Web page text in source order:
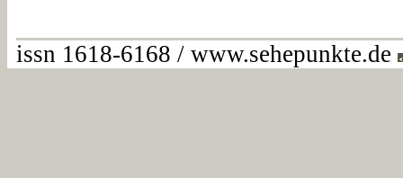
issn 1618-6168 / www.sehepunkte.de